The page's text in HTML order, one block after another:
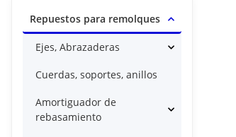
Repuestos para remolques
Ejes, Abrazaderas
Cuerdas, soportes, anillos
Amortiguador de
rebasamiento